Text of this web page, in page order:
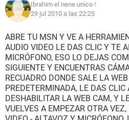
Ibrahim el nene unico !
29 jul 2010 a las 22:25
ABRE TU MSN Y VE A
AUDIO VIDEO LE DAS CLIC Y TE
MICRÓFONO, ESO LO DEJAS
SIGUIENTE Y ENCUENTRAS
RECUADRO DONDE SALE LA
PREDETERMINADA, LE DAS CLIC
DESHABILITAR LA WEB CAM, Y
VUELVES A EMPEZAR OTRA